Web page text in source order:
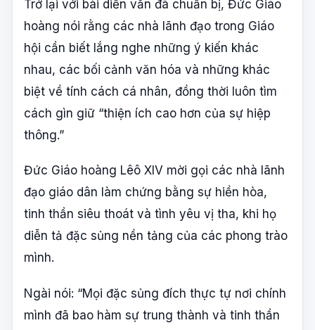
Trở lại với bài diễn văn đã chuẩn bị, Đức Giáo
hoàng nói rằng các nhà lãnh đạo trong Giáo
hội cần biết lắng nghe những ý kiến khác
nhau, các bối cảnh văn hóa và những khác
biệt về tính cách cá nhân, đồng thời luôn tìm
cách gìn giữ “thiện ích cao hơn của sự hiệp
thông.”
Đức Giáo hoàng Lêô XIV mời gọi các nhà lãnh
đạo giáo dân làm chứng bằng sự hiền hòa,
tinh thần siêu thoát và tình yêu vị tha, khi họ
diễn tả đặc sủng nền tảng của các phong trào
mình.
Ngài nói: “Mọi đặc sủng đích thực tự nơi chính
mình đã bao hàm sự trung thành và tinh thần